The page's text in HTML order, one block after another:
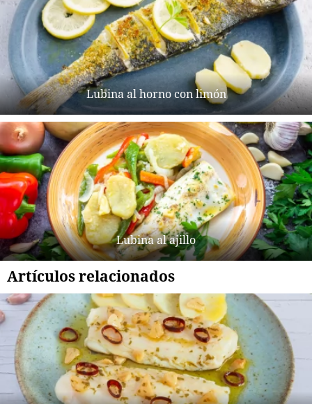
Lubina al horno con limón
Lubina al ajillo
Artículos relacionados